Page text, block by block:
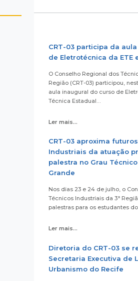
CRT-03 participa da
de Eletrotécnica da ETE
O Conselho Regional dos
Região (CRT-03) participou,
aula inaugural do curso de
Técnica Estadual…
Ler mais...
CRT-03 aproxima
Industriais da atuação
palestra no Grau
Grande
Nos dias 23 e 24 de julho, o
Técnicos Industriais da 3ª
palestras para os estudantes
Ler mais...
Diretoria do CRT-03 se
Secretaria Executiva de
Urbanismo do Recife